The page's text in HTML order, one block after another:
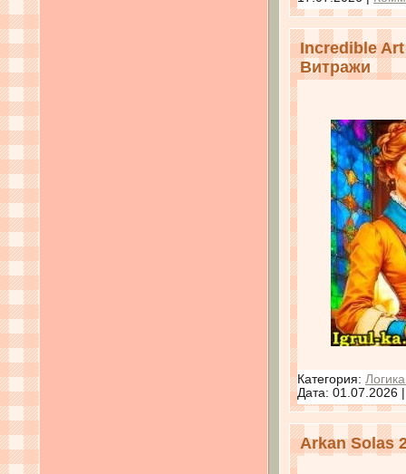
Incredible
Витражи
Категория:
Дата: 01.07.2026
Arkan Solas